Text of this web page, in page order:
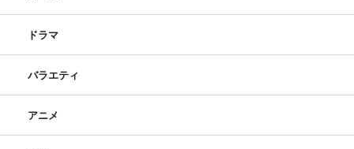
ドラマ
バラエティ
アニメ